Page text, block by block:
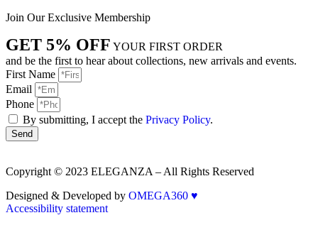
Join Our Exclusive Membership
GET 5% OFF YOUR FIRST ORDER
and be the first to hear about collections, new arrivals and events.
First Name
Email
Phone
By submitting, I accept the Privacy Policy.
Send
Copyright © 2023 ELEGANZA – All Rights Reserved
Designed & Developed by OMEGA360 ♥
Accessibility statement